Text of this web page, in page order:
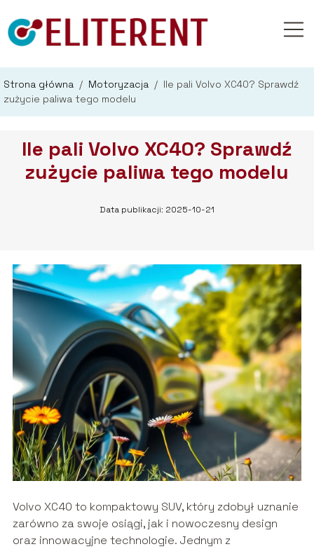
Strona główna / Motoryzacja / Ile pali Volvo XC40? Sprawdź
zużycie paliwa tego modelu
Ile pali Volvo XC40? Sprawdź
zużycie paliwa tego modelu
Data publikacji: 2025-10-21
Volvo XC40 to kompaktowy SUV, który zdobył uznanie
zarówno za swoje osiągi, jak i nowoczesny design
oraz innowacyjne technologie. Jednym z